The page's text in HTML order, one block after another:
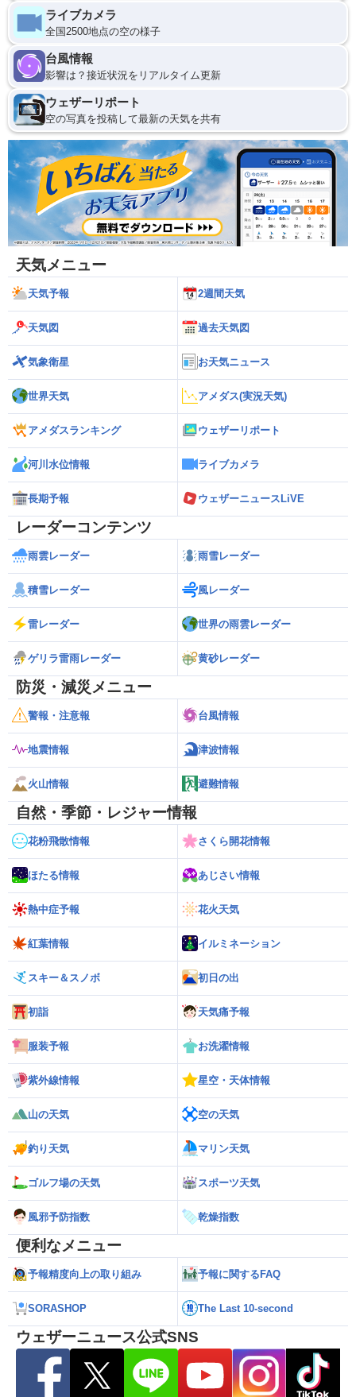
ライブカメラ
全国2500地点の空の様子
台風情報
影響は？接近状況をリアルタイム更新
ウェザーリポート
空の写真を投稿して最新の天気を共有
天気メニュー
天気予報 2週間天気
天気図 過去天気図
気象衛星 お天気ニュース
世界天気 アメダス(実況天気)
アメダスランキング ウェザーリポート
河川水位情報 ライブカメラ
長期予報 ウェザーニュースLiVE
レーダーコンテンツ
雨雲レーダー 雨雪レーダー
積雪レーダー 風レーダー
雷レーダー 世界の雨雲レーダー
ゲリラ雷雨レーダー 黄砂レーダー
防災・減災メニュー
警報・注意報 台風情報
地震情報 津波情報
火山情報 避難情報
自然・季節・レジャー情報
花粉飛散情報 さくら開花情報
ほたる情報 あじさい情報
熱中症予報 花火天気
紅葉情報 イルミネーション
スキー＆スノボ 初日の出
初詣 天気痛予報
服装予報 お洗濯情報
紫外線情報 星空・天体情報
山の天気 空の天気
釣り天気 マリン天気
ゴルフ場の天気 スポーツ天気
風邪予防指数 乾燥指数
便利なメニュー
予報精度向上の取り組み 予報に関するFAQ
SORASHOP The Last 10-second
ウェザーニュース公式SNS